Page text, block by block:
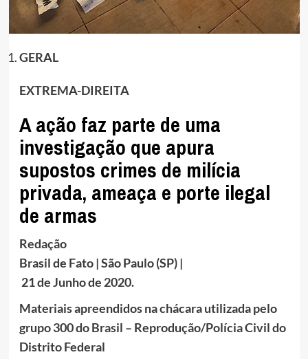
GERAL
EXTREMA-DIREITA
A ação faz parte de uma
investigação que apura
supostos crimes de milícia
privada, ameaça e porte ilegal
de armas
Redação
Brasil de Fato | São Paulo (SP) |
21 de Junho de 2020.
Materiais apreendidos na chácara utilizada pelo
grupo 300 do Brasil – Reprodução/Polícia Civil do
Distrito Federal